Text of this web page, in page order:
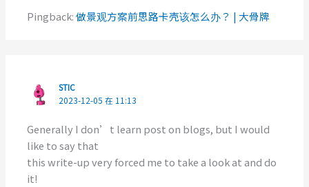
Pingback:做景观方案前思路卡壳该怎么办？ | 大骨牌
STIC
2023-12-05 在 11:13
Generally I don’t learn post on blogs, but I would
like to say that
this write-up very forced me to take a look at and do
it!